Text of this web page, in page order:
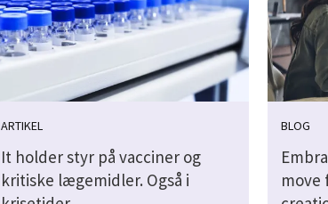
ARTIKEL
It holder styr på vacciner og
kritiske lægemidler. Også i
BLOG
move